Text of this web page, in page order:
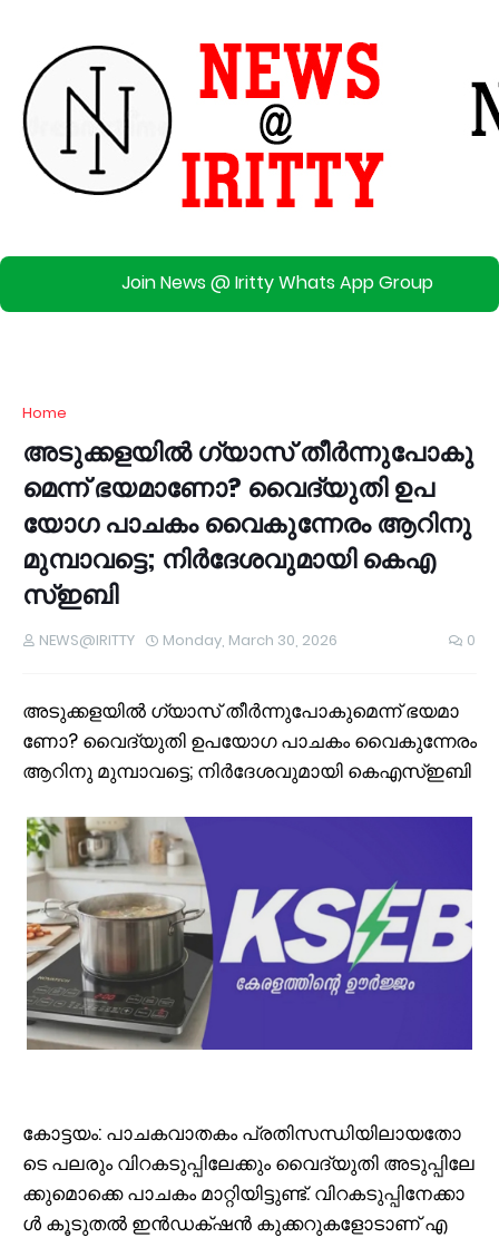
Join News @ Iritty Whats App Group
Home
അ​ടു​ക്ക​ള​യി​ല്‍ ഗ്യാ​സ് തീ​ര്‍​ന്നു​പോ​കു​
മെ​ന്ന് ഭ​യ​മാ​ണോ? വൈ​ദ്യു​തി ഉ​പ​
യോ​ഗ പാ​ച​കം വൈ​കു​ന്നേ​രം ആ​റി​നു
മു​മ്പാ​വ​ട്ടെ; നി​ര്‍​ദേ​ശ​വു​മാ​യി കെ​എ​
സ്ഇ​ബി
NEWS@IRITTY Monday, March 30, 2026 0
അ​ടു​ക്ക​ള​യി​ല്‍ ഗ്യാ​സ് തീ​ര്‍​ന്നു​പോ​കു​മെ​ന്ന് ഭ​യ​മാ​
ണോ? വൈ​ദ്യു​തി ഉ​പ​യോ​ഗ പാ​ച​കം വൈ​കു​ന്നേ​രം
ആ​റി​നു മു​മ്പാ​വ​ട്ടെ; നി​ര്‍​ദേ​ശ​വു​മാ​യി കെ​എ​സ്ഇ​ബി
കോ​​ട്ട​​യം: പാ​​ച​​ക​​വാ​​ത​​കം പ്ര​​തി​​സ​​ന്ധി​​യി​​ലാ​​യ​​തോ​​
ടെ പ​​ല​​രും വി​​റ​​ക​​ടു​​പ്പി​​ലേ​​ക്കും വൈ​​ദ്യു​​തി അ​​ടു​​പ്പി​​ലേ​​
ക്കു​​മൊ​​ക്കെ പാ​​ച​​കം മാ​​റ്റി​​യി​​ട്ടു​​ണ്ട്. വി​​റ​​ക​​ടു​​പ്പി​​നേ​​ക്കാ​​
ള്‍ കൂ​​ടു​​ത​​ല്‍ ഇ​​ന്‍​ഡ​​ക്‌​​ഷ​​ന്‍ കു​​ക്ക​​റു​​ക​​ളോ​​ടാ​​ണ് എ​​